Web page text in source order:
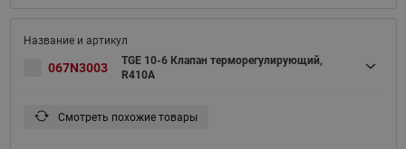
067N3003
TGE 10-6 Клапан терморегулирующий,
R410A
Смотреть похожие товары